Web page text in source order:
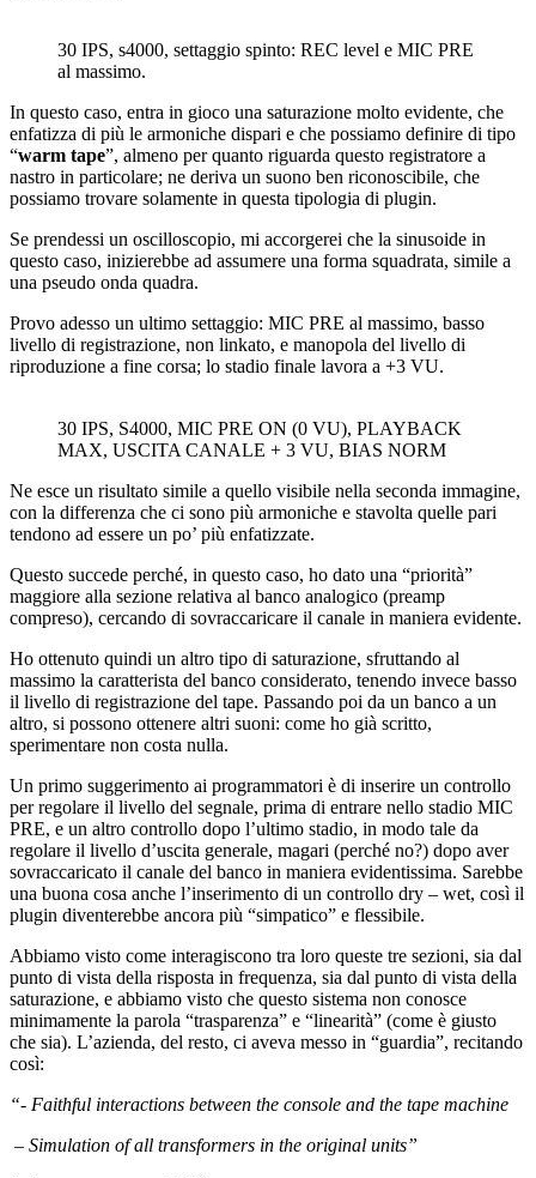
30 IPS, s4000, settaggio spinto: REC level e MIC PRE
al massimo.
In questo caso, entra in gioco una saturazione molto evidente, che
enfatizza di più le armoniche dispari e che possiamo definire di tipo
“warm tape”, almeno per quanto riguarda questo registratore a
nastro in particolare; ne deriva un suono ben riconoscibile, che
possiamo trovare solamente in questa tipologia di plugin.
Se prendessi un oscilloscopio, mi accorgerei che la sinusoide in
questo caso, inizierebbe ad assumere una forma squadrata, simile a
una pseudo onda quadra.
Provo adesso un ultimo settaggio: MIC PRE al massimo, basso
livello di registrazione, non linkato, e manopola del livello di
riproduzione a fine corsa; lo stadio finale lavora a +3 VU.
30 IPS, S4000, MIC PRE ON (0 VU), PLAYBACK
MAX, USCITA CANALE + 3 VU, BIAS NORM
Ne esce un risultato simile a quello visibile nella seconda immagine,
con la differenza che ci sono più armoniche e stavolta quelle pari
tendono ad essere un po’ più enfatizzate.
Questo succede perché, in questo caso, ho dato una “priorità”
maggiore alla sezione relativa al banco analogico (preamp
compreso), cercando di sovraccaricare il canale in maniera evidente.
Ho ottenuto quindi un altro tipo di saturazione, sfruttando al
massimo la caratterista del banco considerato, tenendo invece basso
il livello di registrazione del tape. Passando poi da un banco a un
altro, si possono ottenere altri suoni: come ho già scritto,
sperimentare non costa nulla.
Un primo suggerimento ai programmatori è di inserire un controllo
per regolare il livello del segnale, prima di entrare nello stadio MIC
PRE, e un altro controllo dopo l’ultimo stadio, in modo tale da
regolare il livello d’uscita generale, magari (perché no?) dopo aver
sovraccaricato il canale del banco in maniera evidentissima. Sarebbe
una buona cosa anche l’inserimento di un controllo dry – wet, così il
plugin diventerebbe ancora più “simpatico” e flessibile.
Abbiamo visto come interagiscono tra loro queste tre sezioni, sia dal
punto di vista della risposta in frequenza, sia dal punto di vista della
saturazione, e abbiamo visto che questo sistema non conosce
minimamente la parola “trasparenza” e “linearità” (come è giusto
che sia). L’azienda, del resto, ci aveva messo in “guardia”, recitando
così:
“- Faithful interactions between the console and the tape machine
– Simulation of all transformers in the original units”